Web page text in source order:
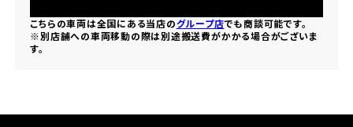
こちらの車両は全国にある当店のグループ店でも商談可能です。
※別店舗への車両移動の際は別途搬送費がかかる場合がございま
す。